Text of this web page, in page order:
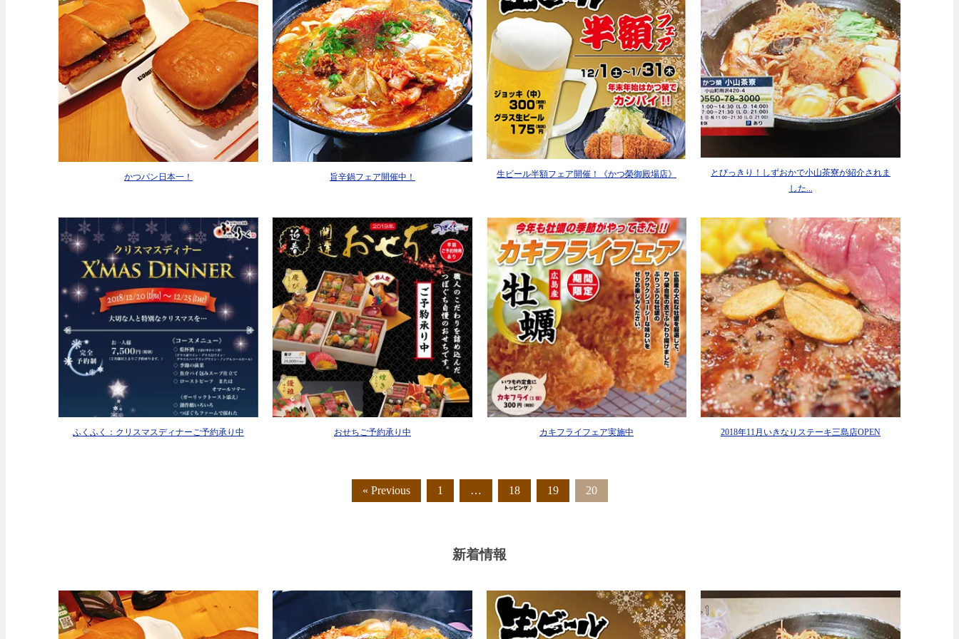
かつパン日本一！ 旨辛鍋フェア開催中！ 生ビール半額フェア開催！《かつ榮御殿場店》
とびっきり！しずおかで小山茶寮が紹介されま
した...
ふくふく：クリスマスディナーご予約承り中 おせちご予約承り中 カキフライフェア実施中 2018年11月いきなりステーキ三島店OPEN
« Previous 1 … 18 19 20
新着情報